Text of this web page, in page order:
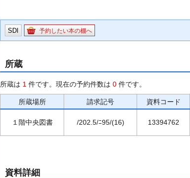
SDI 予約したい本の棚へ
所蔵
所蔵は 1 件です。現在の予約件数は 0 件です。
所蔵場所 請求記号 資料コード
１階中央図書 /202.5/ﾆ95/(16) 13394762
資料詳細